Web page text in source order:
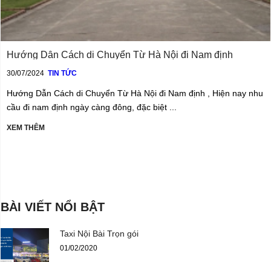
Hướng Dẫn Cách di Chuyển Từ Hà Nội đi Nam định
30/07/2024 TIN TỨC
Hướng Dẫn Cách di Chuyển Từ Hà Nội đi Nam định , Hiện nay nhu
cầu đi nam định ngày càng đông, đặc biệt ...
XEM THÊM
BÀI VIẾT NỔI BẬT
Taxi Nội Bài Trọn gói
01/02/2020